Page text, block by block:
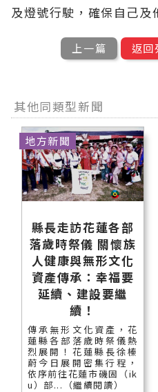
及燈號行駛，確保自己及
上一篇 返回
其他同類型新聞
縣長走訪花蓮各部
落歲時祭儀 關懷族
人健康與無形文化
資產傳承：幸福要
延續、建設要繼
續！
傳承無形文化資產，花
蓮縣各部落歲時祭儀熱
烈展開！花蓮縣長徐榛
蔚今日展開密集行程，
依序前往花蓮市磯固（ik
u）部...（繼續閱讀）
地方新聞